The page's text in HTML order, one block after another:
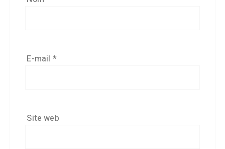
E-mail *
Site web